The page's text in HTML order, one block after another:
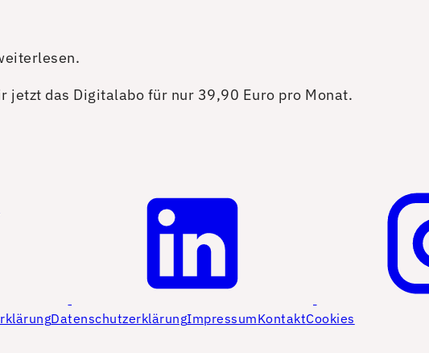
jetzt das Digitalabo für nur 39,90 Euro pro Monat.
DatenschutzerklärungImpressumKontaktCookies